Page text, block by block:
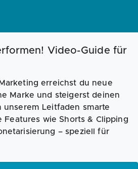
Video-Guide für
erreichst du neue
Marke und steigerst deinen
unserem Leitfaden smarte
Features wie Shorts & Clipping
– speziell für